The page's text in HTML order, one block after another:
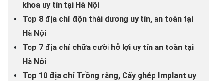
khoa uy tín tại Hà Nội
Top 8 địa chỉ độn thái dương uy tín, an toàn tại
Hà Nội
Top 7 địa chỉ chữa cười hở lợi uy tín an toàn tại
Hà Nội
Top 10 địa chỉ Trồng răng, Cấy ghép Implant uy